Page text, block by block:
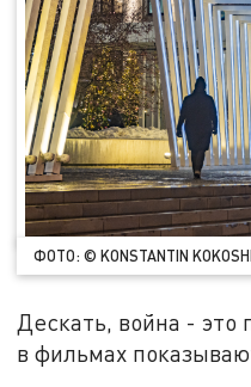
ФОТО: © KONSTANTIN
Дескать, война - это
в фильмах